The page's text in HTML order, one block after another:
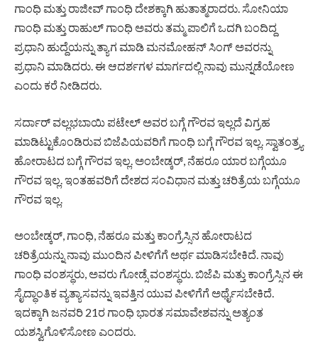
ಗಾಂಧಿ ಮತ್ತು ರಾಜೀವ್ ಗಾಂಧಿ ದೇಶಕ್ಕಾಗಿ ಹುತಾತ್ಮರಾದರು. ಸೋನಿಯಾ
ಗಾಂಧಿ ಮತ್ತು ರಾಹುಲ್ ಗಾಂಧಿ ಅವರು ತಮ್ಮ ಪಾಲಿಗೆ ಒದಗಿ ಬಂದಿದ್ದ
ಪ್ರಧಾನಿ ಹುದ್ದೆಯನ್ನು ತ್ಯಾಗ ಮಾಡಿ ಮನಮೋಹನ್ ಸಿಂಗ್ ಅವರನ್ನು
ಪ್ರಧಾನಿ ಮಾಡಿದರು. ಈ ಆದರ್ಶಗಳ ಮಾರ್ಗದಲ್ಲಿ ನಾವು ಮುನ್ನಡೆಯೋಣ
ಎಂದು ಕರೆ ನೀಡಿದರು.
ಸರ್ದಾರ್ ವಲ್ಲಭಬಾಯಿ ಪಟೇಲ್ ಅವರ ಬಗ್ಗೆ ಗೌರವ ಇಲ್ಲದೆ ವಿಗ್ರಹ
ಮಾಡಿಟ್ಟುಕೊಂಡಿರುವ ಬಿಜೆಪಿಯವರಿಗೆ ಗಾಂಧಿ ಬಗ್ಗೆ ಗೌರವ ಇಲ್ಲ. ಸ್ವಾತಂತ್ರ್ಯ
ಹೋರಾಟದ ಬಗ್ಗೆ ಗೌರವ ಇಲ್ಲ. ಅಂಬೇಡ್ಕರ್, ನೆಹರೂ ಯಾರ ಬಗ್ಗೆಯೂ
ಗೌರವ ಇಲ್ಲ. ಇಂತಹವರಿಗೆ ದೇಶದ ಸಂವಿಧಾನ ಮತ್ತು ಚರಿತ್ರೆಯ ಬಗ್ಗೆಯೂ
ಗೌರವ ಇಲ್ಲ.
ಅಂಬೇಡ್ಕರ್, ಗಾಂಧಿ, ನೆಹರೂ ಮತ್ತು ಕಾಂಗ್ರೆಸ್ಸಿನ ಹೋರಾಟದ
ಚರಿತ್ರೆಯನ್ನು ನಾವು ಮುಂದಿನ ಪೀಳಿಗೆಗೆ ಅರ್ಥ ಮಾಡಿಸಬೇಕಿದೆ. ನಾವು
ಗಾಂಧಿ ವಂಶಸ್ಥರು, ಅವರು ಗೋಡ್ಸೆ ವಂಶಸ್ಥರು. ಬಿಜೆಪಿ ಮತ್ತು ಕಾಂಗ್ರೆಸ್ಸಿನ ಈ
ಸೈದ್ಧಾಂತಿಕ ವ್ಯತ್ಯಾಸವನ್ನು ಇವತ್ತಿನ ಯುವ ಪೀಳಿಗೆಗೆ ಅರ್ಥೈಸಬೇಕಿದೆ.
ಇದಕ್ಕಾಗಿ ಜನವರಿ 21ರ ಗಾಂಧಿ ಭಾರತ ಸಮಾವೇಶವನ್ನು ಅತ್ಯಂತ
ಯಶಸ್ವಿಗೊಳಿಸೋಣ ಎಂದರು.